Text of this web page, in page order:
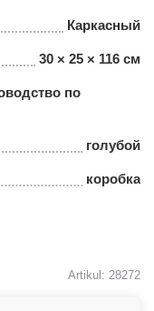
Каркасный
30 × 25 × 116 см
по
голубой
коробка
Artikul: 28272